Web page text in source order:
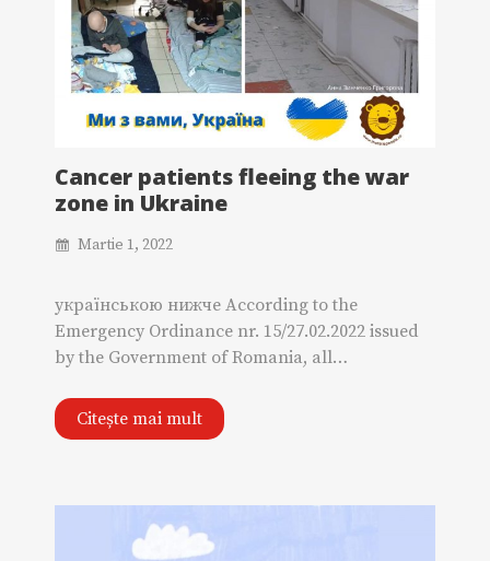
Cancer patients fleeing the war
zone in Ukraine
Martie 1, 2022
українською нижче According to the
Emergency Ordinance nr. 15/27.02.2022 issued
by the Government of Romania, all…
Citește mai mult